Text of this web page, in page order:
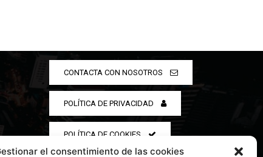
el consentimiento de las cookies
CONTACTA CON NOSOTROS
POLÍTICA DE PRIVACIDAD
POLÍTICA DE COOKIES